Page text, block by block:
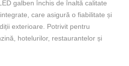
galben închis de înaltă calitate
care asigură o fiabilitate și
exterioare. Potrivit pentru
hotelurilor, restaurantelor și